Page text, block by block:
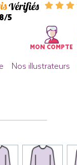
5
MON COMPTE
Nos illustrateurs